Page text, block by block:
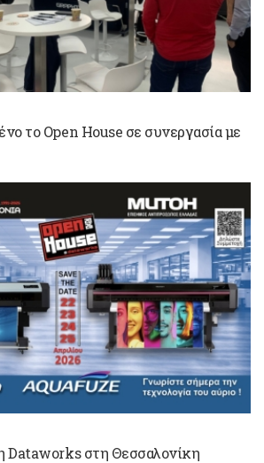
το Open House σε συνεργασία με
Dataworks στη Θεσσαλονίκη